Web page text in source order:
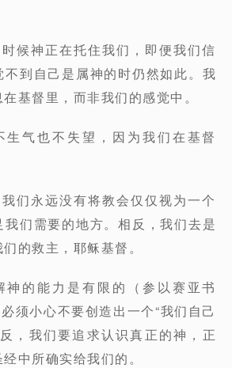
候神正在托住我们，即便我们信
到自己是属神的时仍然如此。我
基督里，而非我们的感觉中。
气也不失望，因为我们在基督
们永远没有将教会仅仅视为一个
们需要的地方。相反，我们去是
的救主，耶稣基督。
的能力是有限的（参以赛亚书
须小心不要创造出一个“我们自己
，我们要追求认识真正的神，正
中所确实给我们的。